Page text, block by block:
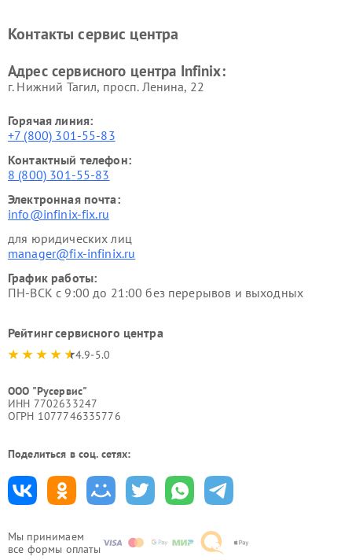
Мы принимаем
все формы оплаты
Контакты сервис центра
Адрес сервисного центра Infinix:
г. Нижний Тагил, просп. Ленина, 22
Горячая линия:
+7 (800) 301-55-83
Контактный телефон:
8 (800) 301-55-83
Электронная почта:
info@infinix-fix.ru
для юридических лиц
manager@fix-infinix.ru
График работы:
ПН-ВСК с 9:00 до 21:00 без перерывов и выходных
Рейтинг сервисного центра
4.9-5.0
ООО "Русервис"
ИНН 7702633247
ОГРН 1077746335776
Поделиться в соц. сетях: